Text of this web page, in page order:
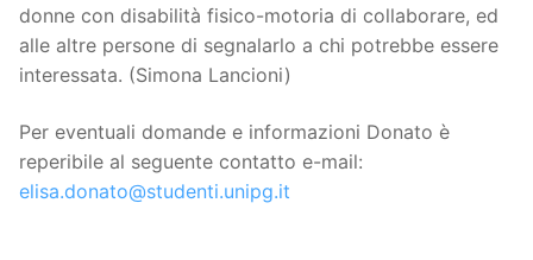
donne con disabilità fisico-motoria di collaborare, ed
alle altre persone di segnalarlo a chi potrebbe essere
interessata. (Simona Lancioni)
Per eventuali domande e informazioni Donato è
reperibile al seguente contatto e-mail:
elisa.donato@studenti.unipg.it